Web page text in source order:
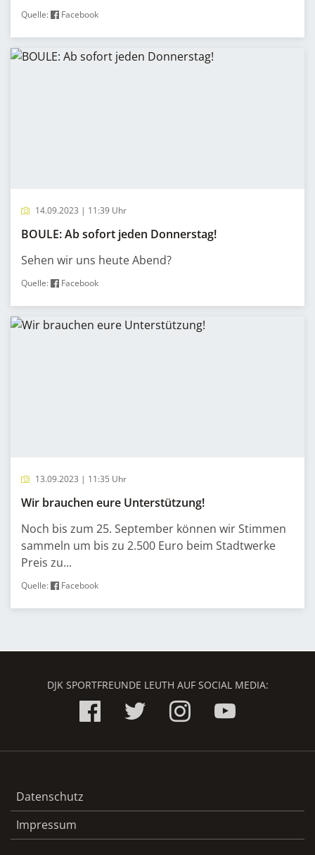
Quelle: Facebook
14.09.2023 | 11:39 Uhr
BOULE: Ab sofort jeden Donnerstag!
Sehen wir uns heute Abend?
Quelle: Facebook
13.09.2023 | 11:35 Uhr
Wir brauchen eure Unterstützung!
Noch bis zum 25. September können wir Stimmen
sammeln um bis zu 2.500 Euro beim Stadtwerke
Preis zu...
Quelle: Facebook
DJK SPORTFREUNDE LEUTH AUF SOCIAL MEDIA:
Datenschutz
Impressum